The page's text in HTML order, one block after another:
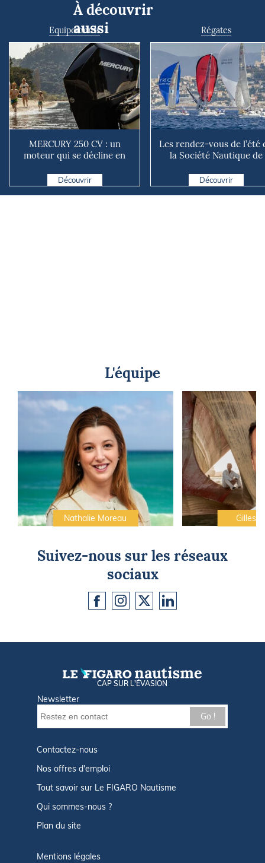
À découvrir
aussi
Equipements
MERCURY 250 CV : un
moteur qui se décline en
Découvrir
Régates
Les rendez-vous de l’été
la Société Nautique de
Découvrir
L'équipe
Nathalie Moreau Gilles
Suivez-nous sur les réseaux
sociaux
CAP SUR L'ÉVASION
Newsletter
Go !
Contactez-nous
Nos offres d'emploi
Tout savoir sur Le FIGARO Nautisme
Qui sommes-nous ?
Plan du site
Mentions légales